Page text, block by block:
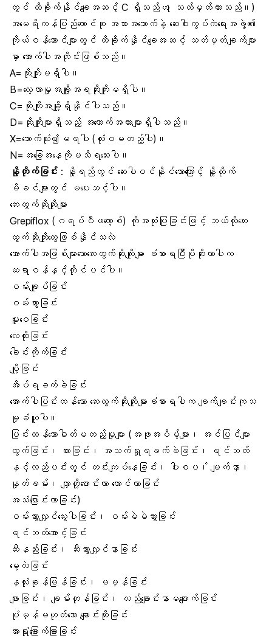
တွင် ထိခိုက်နိုင်ချေအဆင့် C ရှိသည်ဟ ုသတ်မှတ်ထားသည်။)
အမေရိကန်ပြည်ထောင်စု အစားအသောက်နဲ့ ဆေးဝါးကွပ်ကဲရေးအဖွဲ့၏
ကိုယ်ဝန်ဆောင်များတွင် ထိခိုက်နိုင်ချေအဆင့် သတ်မှတ်ချက်များ
မှာ အောက်ပါအတိုင်းဖြစ်သည်။
A=ဆိုးကျိုးမရှိပါ။
B=လေ့လာမှုအချို့အရဆိုးကျိုးမရှိပါ။
C=ဆိုးကျိုးအချို့ရှိနိုင်ပါသည်။
D=ဆိုးကျိုးများရှိသည့် အထောက်အထားများရှိပါသည်။
X=သောက်သုံး၍မရပါ (လုံးဝမတည့်ပါ)။
N=အခြေအနေကိုမသိရသေးပါ။
နို့တိုက်ခြင်း : နို့ရည်တွင် ဆေးပါဝင်နိုင်သောကြောင့် နို့တိုက်
မိခင်များတွင် မပေးသင့်ပါ။
ဘေးထွက်ဆိုးကျိုးများ
Grepiflox (ဂရပ်ပီဖလော့စ်) ကိုအသုံးပြုခြင်းဖြင့် ဘယ်လိုဘေး
ထွက်ဆိုးကျိုးတွေဖြစ်နိုင်သလဲ
အောက်ပါအဖြစ်များသောဘေးထွက်ဆိုးကျိုးများ ခံစားရပြီးပိုဆိုးလာပါက
ဆရာဝန်နှင့်တိုင်ပင်ပါ။
ဝမ်းချုပ်ခြင်း
ဝမ်းသွားခြင်း
မူးဝေခြင်း
လေထိုးခြင်း
ခေါင်းကိုက်ခြင်း
ပျို့ခြင်း
အိပ်ရခက်ခဲခြင်း
အောက်ပါပြင်းထန်သော ဘေးထွက်ဆိုးကျိုးများခံစားရပါက ချက်ချင်းကုသ
မှုခံယူပါ။
ပြင်းထန်သောဓါတ်မတည့်မှုများ (အဖုအပိမ့်များ၊ အင်ပြင်များ
ထွက်ခြင်း၊ ယားခြင်း၊ အသက်ရှုရခက်ခဲခြင်း၊ ရင်ဘတ်
နှင့်လည်ပင်းတွင် တင်းကျပ်နေခြင်း၊ ပါးစပ၊် မျက်နှာ၊
နှုတ်ခမ်း၊ လျှာတို့ဖောင်းလာ ယောင်လာခြင်း
အသံပြောင်းလာခြင်း)
ဝမ်းသွားလျှင်သွေးပါခြင်း၊ ဝမ်းမဲမဲသွားခြင်း
ရင်ဘတ်အောင့်ခြင်း
ဆီးနည်းခြင်း၊ ဆီးသွားလျှင်နာခြင်း
မေ့လဲခြင်း
နှလုံးခုန်မြန်ခြင်း၊ မမှန်ခြင်း
ဖျားခြင်း၊ ချမ်းတုန်ခြင်း၊ လည်ချောင်းနာမပျောက်ခြင်း
ပုံမှန်မဟုတ်သော ချောင်းဆိုးခြင်း
အာရုံခြောက်ခြားခြင်း